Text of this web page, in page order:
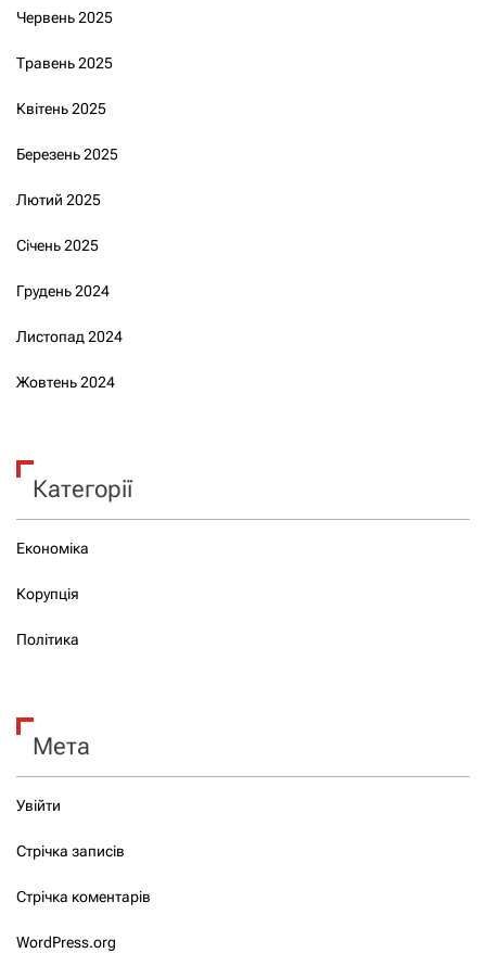
Червень 2025
Травень 2025
Квітень 2025
Березень 2025
Лютий 2025
Січень 2025
Грудень 2024
Листопад 2024
Жовтень 2024
Категорії
Економіка
Корупція
Політика
Мета
Увійти
Стрічка записів
Стрічка коментарів
WordPress.org